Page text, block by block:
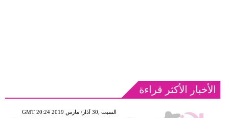
الأخبار الأكثر قراءة
GMT 20:24 2019 السبت ,30 آذار/ مارس